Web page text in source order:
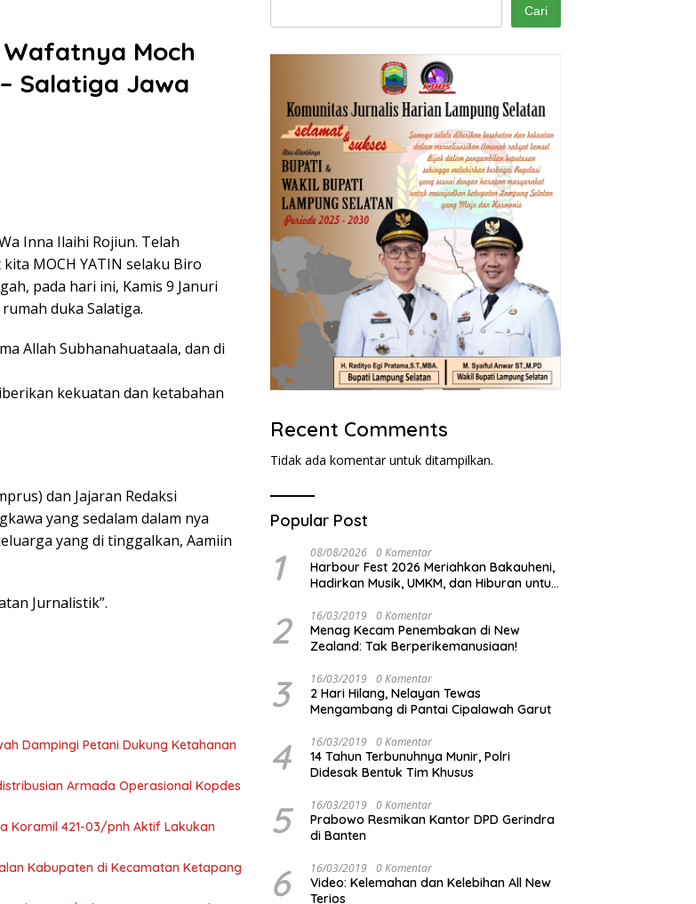
Moch
Salatiga Jawa
Inna Ilaihi Rojiun. Telah
MOCH YATIN selaku Biro
pada hari ini, Kamis 9 Januri
duka Salatiga.
Allah Subhanahuataala, dan di
kekuatan dan ketabahan
dan Jajaran Redaksi
yang sedalam dalam nya
yang di tinggalkan, Aamiin
Jurnalistik”.
Dampingi Petani Dukung Ketahanan
Armada Operasional Kopdes
Koramil 421-03/pnh Aktif Lakukan
Kabupaten di Kecamatan Ketapang
Cari
Recent Comments
Tidak ada komentar untuk ditampilkan.
Popular Post
1 08/08/2026 0 Komentar
Harbour Fest 2026 Meriahkan Bakauheni,
Hadirkan Musik, UMKM, dan Hiburan untuk
2 16/03/2019 0 Komentar
Menag Kecam Penembakan di New
Zealand: Tak Berperikemanusiaan!
3 16/03/2019 0 Komentar
2 Hari Hilang, Nelayan Tewas
Mengambang di Pantai Cipalawah Garut
4 16/03/2019 0 Komentar
14 Tahun Terbunuhnya Munir, Polri
Didesak Bentuk Tim Khusus
5 16/03/2019 0 Komentar
Prabowo Resmikan Kantor DPD Gerindra
di Banten
6 16/03/2019 0 Komentar
Video: Kelemahan dan Kelebihan All New
Terios